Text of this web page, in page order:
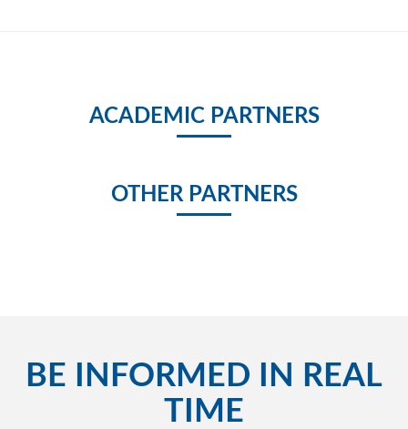
ACADEMIC PARTNERS
OTHER PARTNERS
BE INFORMED IN REAL
TIME